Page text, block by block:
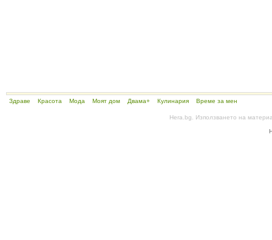
Здраве Красота Мода Моят дом Двама+ Кулинария Време за мен
Hera.bg. Използването на